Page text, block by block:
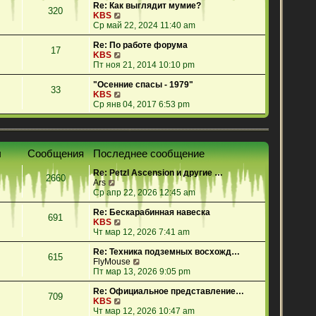
е
т
и
к
о
с
л
д
н
м
у
с
о
б
щ
е
н
ю
320
Re: Как выглядит мумие?
KBS
е
р
е
т
и
к
о
с
е
д
н
м
у
с
о
о
щ
е
н
и
ю
Ср май 22, 2024 11:40 am
17
Re: По работе форума
KBS
е
р
е
т
и
п
о
с
е
д
н
е
м
с
о
о
б
щ
е
н
ю
Пт ноя 21, 2014 10:10 pm
33
"Осенние спасы - 1979"
KBS
е
р
й
т
и
п
о
с
л
е
н
е
м
у
с
о
о
щ
Ср янв 04, 2017 6:53 pm
Сообщения Последнее сообщение
2660
Re: Petzl Ascension и другие …
Ars
П
е
р
е
й
т
и
к
п
о
с
л
е
д
Ср апр 22, 2026 12:45 am
691
Re: Бескарабинная навеска
KBS
е
р
е
й
т
и
к
о
Чт мар 12, 2026 7:41 am
615
Re: Техника подземных восхожд…
FlyMouse
е
р
е
т
Пт мар 13, 2026 9:05 pm
709
Re: Официальное представление…
KBS
е
Чт мар 12, 2026 10:47 am